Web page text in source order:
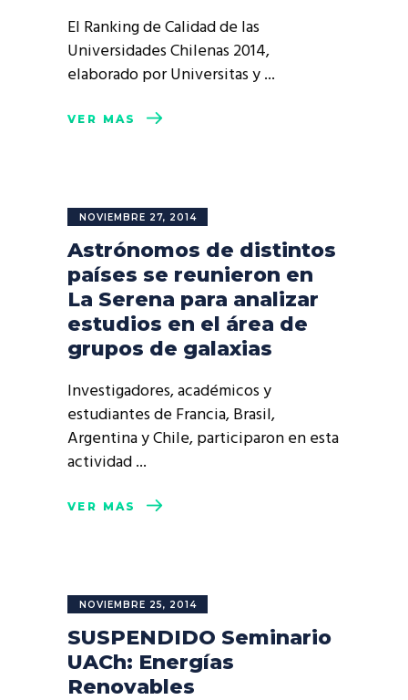
El Ranking de Calidad de las
Universidades Chilenas 2014,
elaborado por Universitas y
VER MÁS
NOVIEMBRE 27, 2014
Astrónomos de distintos
países se reunieron en
La Serena para analizar
estudios en el área de
grupos de galaxias
Investigadores, académicos y
estudiantes de Francia, Brasil,
Argentina y Chile, participaron en esta
actividad
VER MÁS
NOVIEMBRE 25, 2014
SUSPENDIDO Seminario
UACh: Energías
Renovables